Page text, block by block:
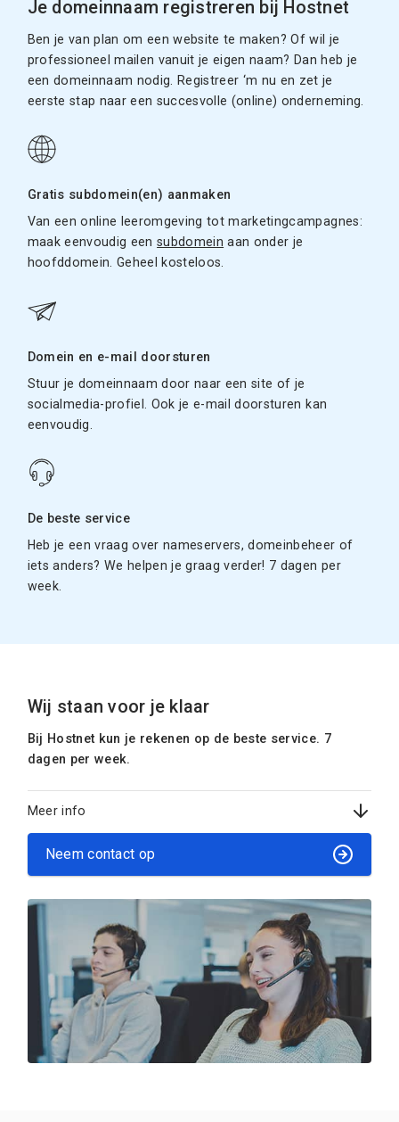
Je domeinnaam registreren bij Hostnet
Ben je van plan om een website te maken? Of wil je
professioneel mailen vanuit je eigen naam? Dan heb je
een domeinnaam nodig. Registreer ‘m nu en zet je
eerste stap naar een succesvolle (online) onderneming.
Gratis subdomein(en) aanmaken
Van een online leeromgeving tot marketingcampagnes:
maak eenvoudig eensubdomein aan onder je
hoofddomein. Geheel kosteloos.
Domein en e-mail doorsturen
Stuur je domeinnaam door naar een site of je
socialmedia-profiel. Ook je e-mail doorsturen kan
eenvoudig.
De beste service
Heb je een vraag over nameservers, domeinbeheer of
iets anders? We helpen je graag verder! 7 dagen per
week.
Wij staan voor je klaar
Bij Hostnet kun je rekenen op de beste service. 7
dagen per week.
Meer info
Neem contact op